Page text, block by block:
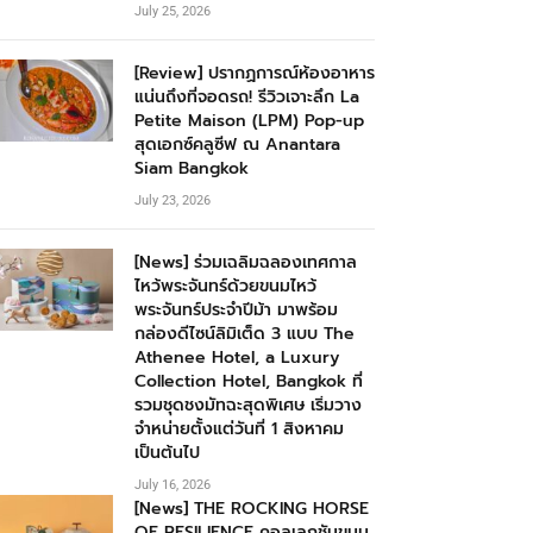
July 25, 2026
[Review] ปรากฏการณ์ห้องอาหาร
แน่นถึงที่จอดรถ! รีวิวเจาะลึก La
Petite Maison (LPM) Pop-up
สุดเอกซ์คลูซีฟ ณ Anantara
Siam Bangkok
July 23, 2026
[News] ร่วมเฉลิมฉลองเทศกาล
ไหว้พระจันทร์ด้วยขนมไหว้
พระจันทร์ประจำปีม้า มาพร้อม
กล่องดีไซน์ลิมิเต็ด 3 แบบ The
Athenee Hotel, a Luxury
Collection Hotel, Bangkok ที่
รวมชุดชงมัทฉะสุดพิเศษ เริ่มวาง
จำหน่ายตั้งแต่วันที่ 1 สิงหาคม
เป็นต้นไป
July 16, 2026
[News] THE ROCKING HORSE